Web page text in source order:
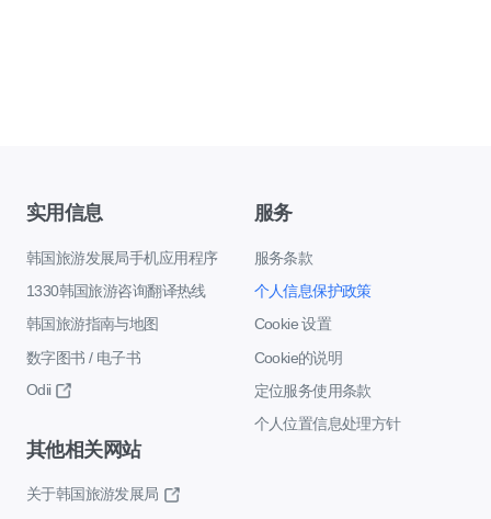
实用信息
韩国旅游发展局手机应用程序
1330韩国旅游咨询翻译热线
韩国旅游指南与地图
数字图书 / 电子书
Odii
服务
服务条款
个人信息保护政策
Cookie 设置
Cookie的说明
定位服务使用条款
个人位置信息处理方针
其他相关网站
关于韩国旅游发展局